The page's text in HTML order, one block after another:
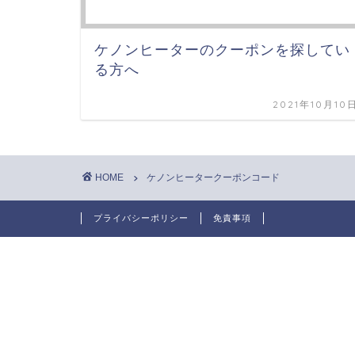
ケノンヒーターのクーポンを探してい
る方へ
2021年10月10
HOME ケノンヒータークーポンコード
プライバシーポリシー 免責事項